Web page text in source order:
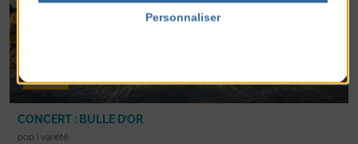
Concert
CONCERT : BULLE D’OR
pop | variété
Personnaliser